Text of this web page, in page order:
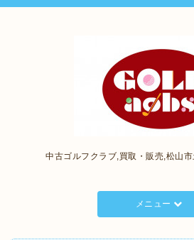
中古ゴルフクラブ,買取・販売,松山
メニュー